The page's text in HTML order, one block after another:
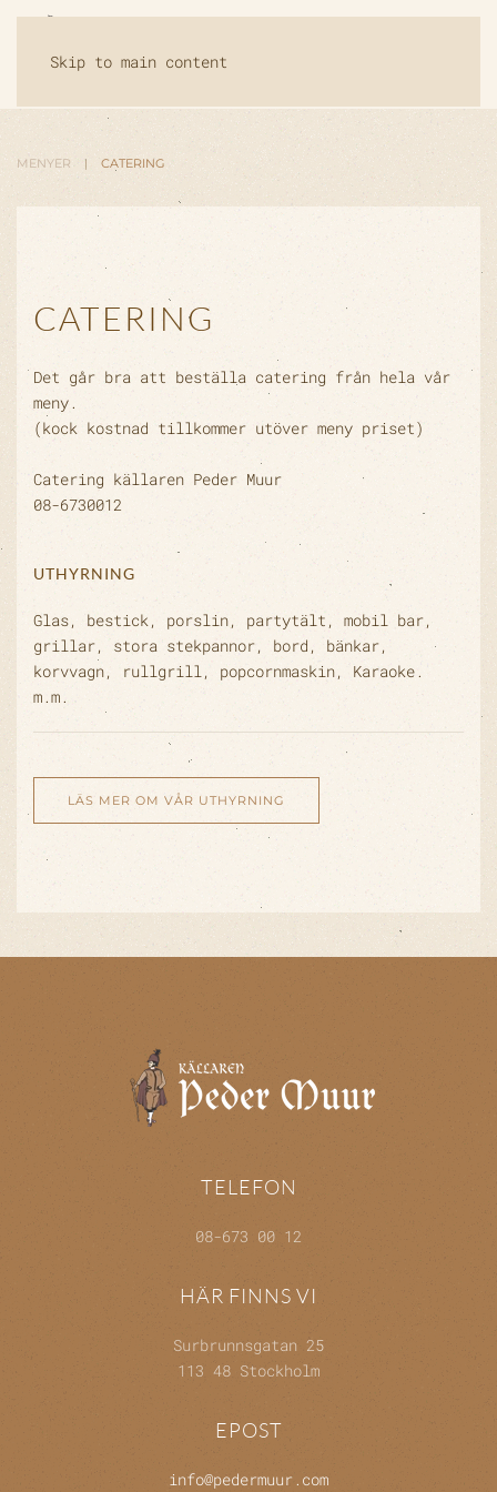
Skip to main content
MENYER CATERING
CATERING
Det går bra att beställa catering från hela vår
meny.
(kock kostnad tillkommer utöver meny priset)
Catering källaren Peder Muur
08-6730012
UTHYRNING
Glas, bestick, porslin, partytält, mobil bar,
grillar, stora stekpannor, bord, bänkar,
korvvagn, rullgrill, popcornmaskin, Karaoke.
m.m.
LÄS MER OM VÅR UTHYRNING
HÄR FINNS VI
Surbrunnsgatan 25
113 48 Stockholm
TELEFON
08-673 00 12
EPOST
info@pedermuur.com